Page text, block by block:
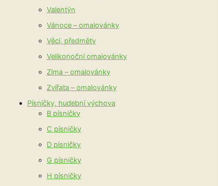
Valentýn
Vánoce – omalovánky
Věci, předměty
Velikonoční omalovánky
Zima – omalovánky
Zvířata – omalovánky
Písničky, hudební výchova
B písničky
C písničky
D písničky
G písničky
H písničky